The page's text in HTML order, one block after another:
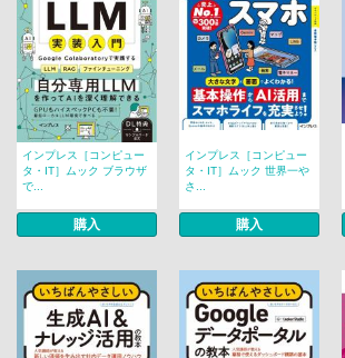
インプレス［コンピュー
タ・IT］ムック ブラウザ
で...
購入
インプレス［コンピュー
タ・IT］ムック 世界一や
さ...
購入